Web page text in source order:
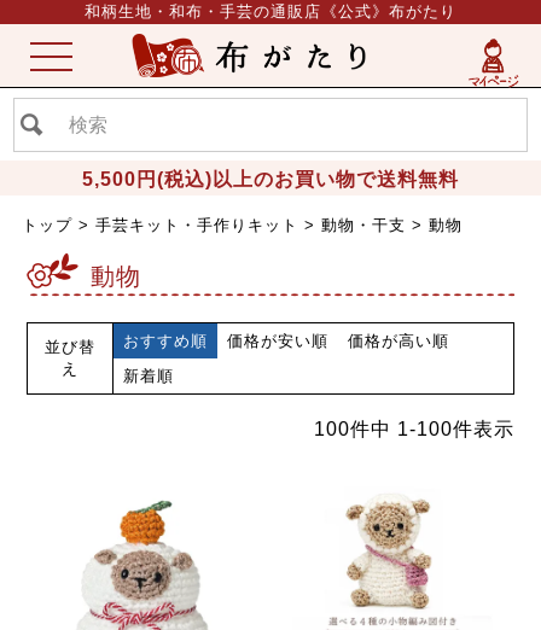
和柄生地・和布・手芸の通販店《公式》布がたり
5,500円(税込)以上のお買い物で送料無料
ME
NU
トップ 手芸キット・手作りキット 動物・干支 動物
動物
並び替
え
おすすめ順 価格が安い順
価格が高い順
新着順
100件中 1-100件表示